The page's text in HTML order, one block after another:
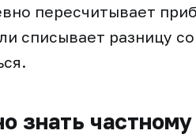
пересчитывает
списывает разницу
знать